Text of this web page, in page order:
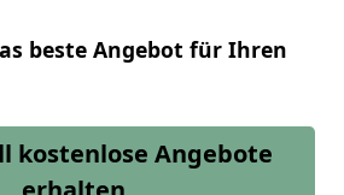
beste Angebot für Ihren
kostenlose Angebote